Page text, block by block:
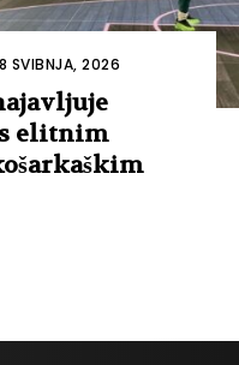
SVIBNJA, 2026
elitnim